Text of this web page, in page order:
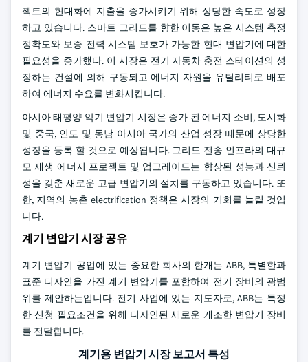
젝트의 현대화에 지출을 증가시키기 위해 상당한 속도로 성장
하고 있습니다. 스마트 그리드를 향한 이동은 높은 시스템 측정
정확도와 보증 전력 시스템 보호가 가능한 현대 변압기에 대한
필요성을 증가했다. 이 시장은 전기 자동차 충전 스테이션의 성
장하는 건설에 의해 구동되고 에너지 자원을 유틸리티로 배포
하여 에너지 수요를 변화시킵니다.
아시아 태평양 악기 변압기 시장은 증가 된 에너지 소비, 도시화
및 중국, 인도 및 동남 아시아 국가의 산업 성장 때문에 상당한
성장을 등록 할 것으로 예상됩니다. 그리드 전송 인프라의 대규
모 재생 에너지 프로젝트 및 업그레이드는 향상된 성능과 신뢰
성을 갖춘 새로운 고급 변압기의 설치를 구동하고 있습니다. 또
한, 지역의 농촌 electrification 정책은 시장의 기회를 늘릴 것입
니다.
계기 변압기 시장 공유
계기 변압기 공업에 있는 중요한 회사의 한개는 ABB, 특별한과
표준 디자인을 가진 계기 변압기를 포함하여 전기 장비의 광범
위를 제안하는입니다. 전기 사업에 있는 지도자로, ABB는 특정
한 신청 필요조건을 위해 디자인된 새로운 개조한 변압기 장비
를 전달합니다.
계기용 변압기 시장 보고서 특성